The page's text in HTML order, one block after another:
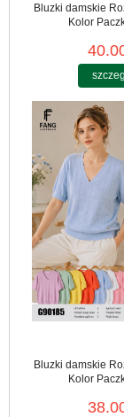
Bluzki damskie
Kolor
Bluzki damskie
Kolor